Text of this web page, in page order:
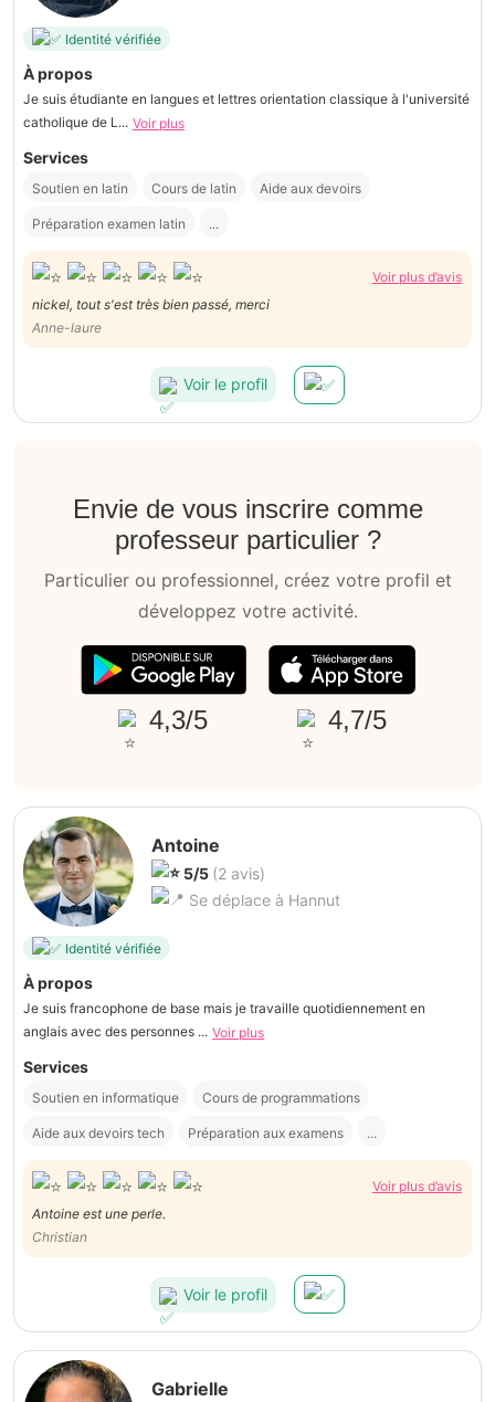
Identité vérifiée
À propos
Je suis étudiante en langues et lettres orientation classique à l'université
catholique de L... Voir plus
Services
Soutien en latin Cours de latin Aide aux devoirs
Préparation examen latin ...
Voir plus d’avis
nickel, tout s'est très bien passé, merci
Anne-laure
Voir le profil
Envie de vous inscrire comme
professeur particulier ?
Particulier ou professionnel, créez votre profil et
développez votre activité.
4,3/5 4,7/5
Antoine
5/5 (2 avis)
Se déplace à Hannut
Identité vérifiée
À propos
Je suis francophone de base mais je travaille quotidiennement en
anglais avec des personnes ... Voir plus
Services
Soutien en informatique Cours de programmations
Aide aux devoirs tech Préparation aux examens ...
Voir plus d’avis
Antoine est une perle.
Christian
Voir le profil
Gabrielle